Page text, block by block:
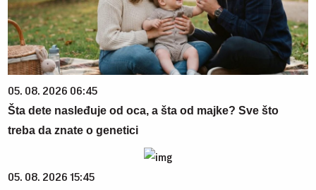
05. 08. 2026 06:45
Šta dete nasleđuje od oca, a šta od majke? Sve što
treba da znate o genetici
05. 08. 2026 15:45